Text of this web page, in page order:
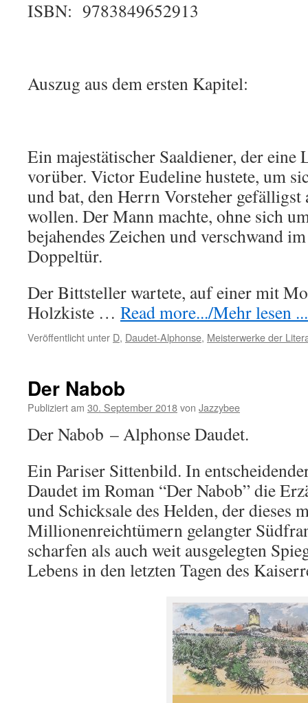
ISBN: 9783849652913
Auszug aus dem ersten Kapitel:
Ein majestätischer Saaldiener, der eine
vorüber. Victor Eudeline hustete, um
und bat, den Herrn Vorsteher
wollen. Der Mann machte, ohne sich
bejahendes Zeichen und verschwand
Doppeltür.
Der Bittsteller wartete, auf einer mit
Holzkiste … Read more.../Mehr lesen ...
Veröffentlicht unter D, Daudet-Alphonse, Meisterwerke der
Der Nabob
Publiziert am 30. September 2018von Jazzybee
Der Nabob – Alphonse Daudet.
Ein Pariser Sittenbild. In
Daudet im Roman “Der Nabob” die
und Schicksale des Helden, der dieses
Millionenreichtümern gelangter
scharfen als auch weit ausgelegten
Lebens in den letzten Tagen des